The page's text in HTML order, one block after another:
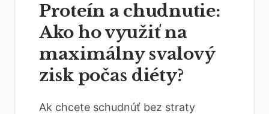
Proteín a chudnutie:
Ako ho využiť na
maximálny svalový
zisk počas diéty?
Ak chcete schudnúť bez straty